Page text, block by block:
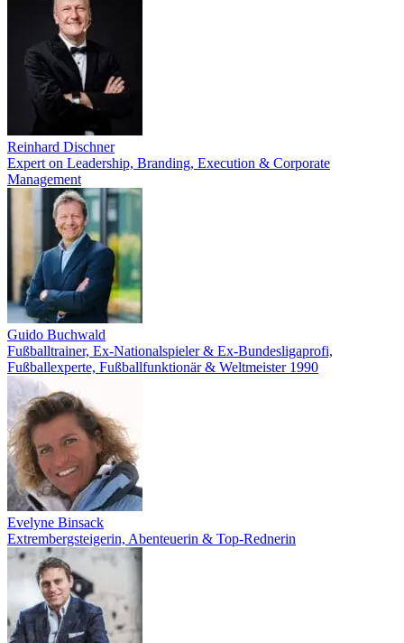
Reinhard Dischner
Expert on Leadership, Branding, Execution & Corporate
Management
Guido Buchwald
Fußballtrainer, Ex-Nationalspieler & Ex-Bundesligaprofi,
Fußballexperte, Fußballfunktionär & Weltmeister 1990
Evelyne Binsack
Extrembergsteigerin, Abenteuerin & Top-Rednerin